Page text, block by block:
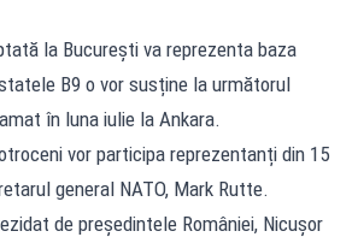
la București va reprezenta baza
B9 o vor susține la următorul
în luna iulie la Ankara.
vor participa reprezentanți din 15
general NATO, Mark Rutte.
de președintele României, Nicușor